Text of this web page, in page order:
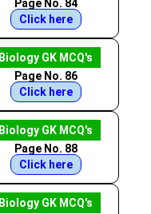
Page No. 84
Click here
Biology GK MCQ's
Page No. 86
Click here
Biology GK MCQ's
Page No. 88
Click here
Biology GK MCQ's